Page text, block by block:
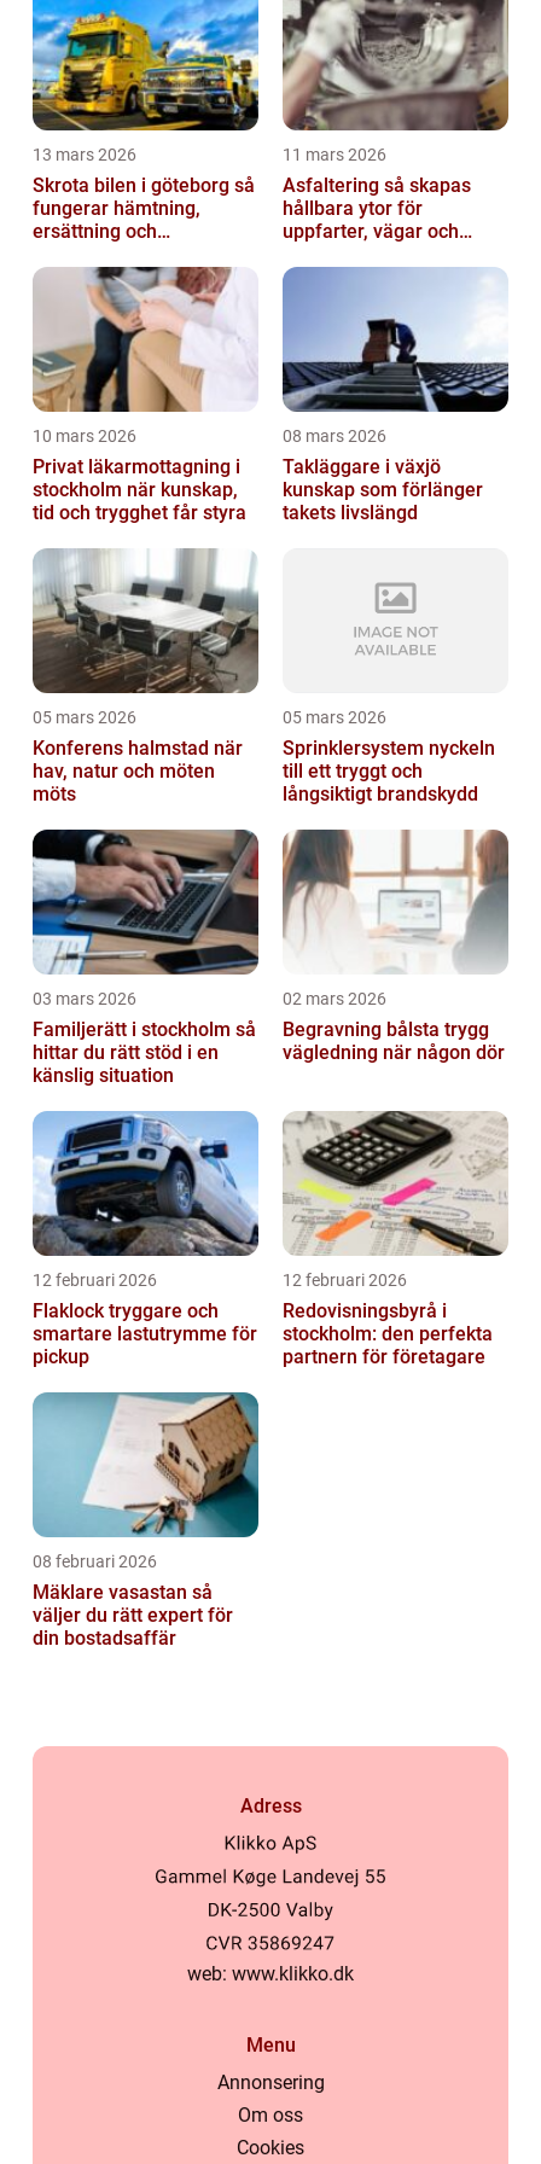
13 mars 2026
Skrota bilen i göteborg så
fungerar hämtning,
ersättning och
11 mars 2026
Asfaltering så skapas
hållbara ytor för
uppfarter, vägar och
10 mars 2026
Privat läkarmottagning i
stockholm när kunskap,
tid och trygghet får styra
08 mars 2026
Takläggare i växjö
kunskap som förlänger
takets livslängd
05 mars 2026
Konferens halmstad när
hav, natur och möten
möts
05 mars 2026
Sprinklersystem nyckeln
till ett tryggt och
långsiktigt brandskydd
03 mars 2026
Familjerätt i stockholm så
hittar du rätt stöd i en
känslig situation
02 mars 2026
Begravning bålsta trygg
vägledning när någon dör
12 februari 2026
Flaklock tryggare och
smartare lastutrymme för
pickup
12 februari 2026
Redovisningsbyrå i
stockholm: den perfekta
partnern för företagare
08 februari 2026
Mäklare vasastan så
väljer du rätt expert för
din bostadsaffär
Adress
web: www.klikko.dk
Menu
Annonsering
Om oss
Cookies